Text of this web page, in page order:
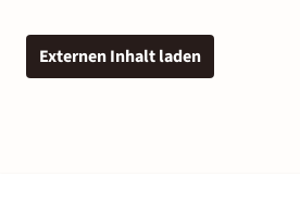
Externen Inhalt laden